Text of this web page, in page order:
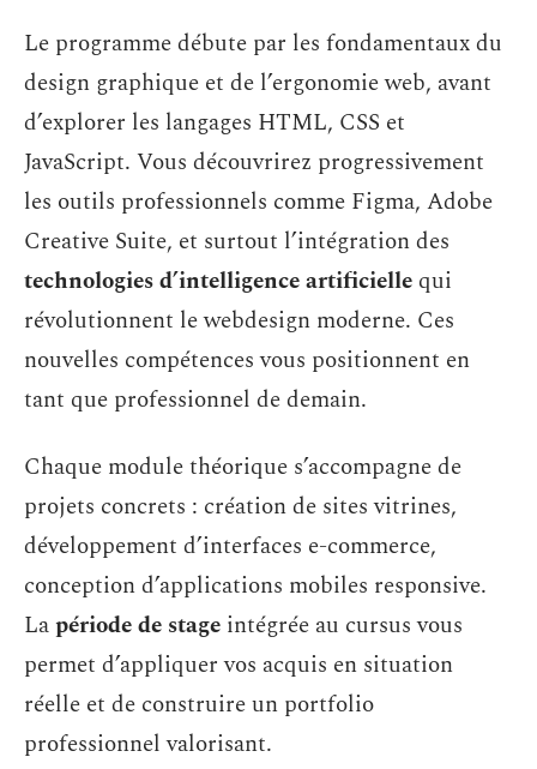
Le programme débute par les fondamentaux du
design graphique et de l’ergonomie web, avant
d’explorer les langages HTML, CSS et
JavaScript. Vous découvrirez progressivement
les outils professionnels comme Figma, Adobe
Creative Suite, et surtout l’intégration des
technologies d’intelligence artificielle qui
révolutionnent le webdesign moderne. Ces
nouvelles compétences vous positionnent en
tant que professionnel de demain.
Chaque module théorique s’accompagne de
projets concrets : création de sites vitrines,
développement d’interfaces e-commerce,
conception d’applications mobiles responsive.
Lapériode de stage intégrée au cursus vous
permet d’appliquer vos acquis en situation
réelle et de construire un portfolio
professionnel valorisant.